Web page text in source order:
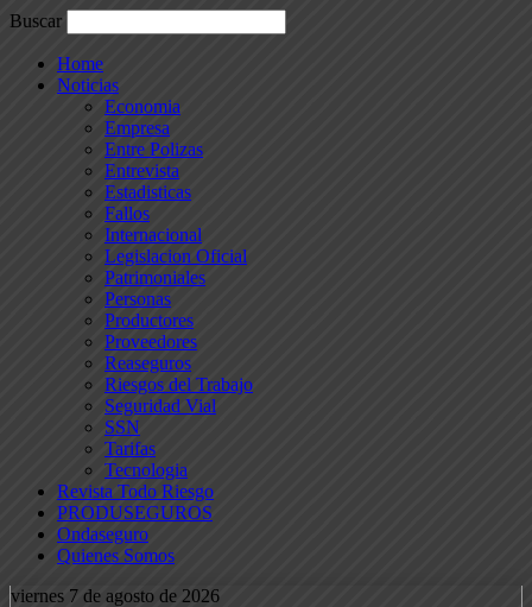
Buscar
Home
Noticias
Economia
Empresa
Entre Polizas
Entrevista
Estadisticas
Fallos
Internacional
Legislacion Oficial
Patrimoniales
Personas
Productores
Proveedores
Reaseguros
Riesgos del Trabajo
Seguridad Vial
SSN
Tarifas
Tecnologia
Revista Todo Riesgo
PRODUSEGUROS
Ondaseguro
Quienes Somos
viernes 7 de agosto de 2026